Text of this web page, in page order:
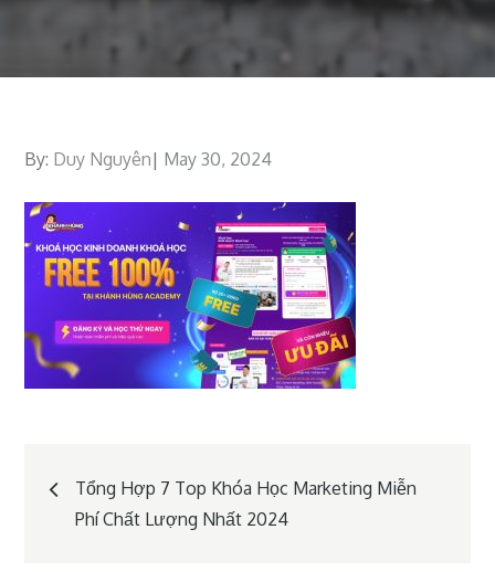
By: Duy Nguyên
Posted
May 30, 2024
Post
navigation
Tổng Hợp 7 Top Khóa Học Marketing Miễn
Phí Chất Lượng Nhất 2024